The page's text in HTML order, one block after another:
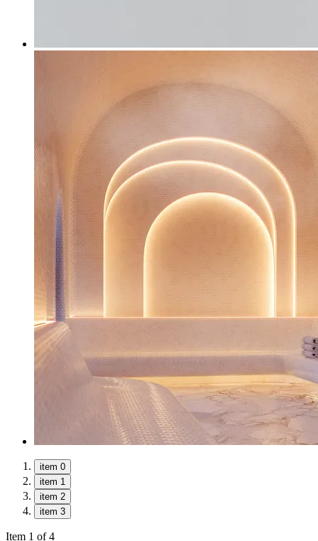
item 0
item 1
item 2
item 3
Item 1 of 4